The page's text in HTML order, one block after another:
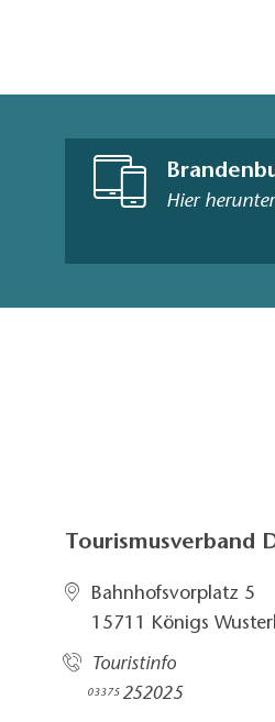
Hier
Tourismusverband
Bahnhofsvorplatz 5​
15711 Königs
Touristinfo
03375252025​